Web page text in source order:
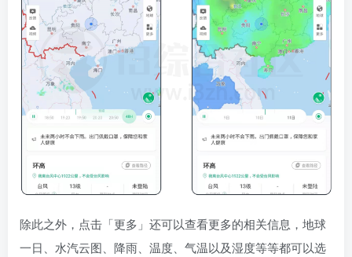
除此之外，点击「更多」还可以查看更多的相关信息，地球
一日、水汽云图、降雨、温度、气温以及湿度等等都可以选